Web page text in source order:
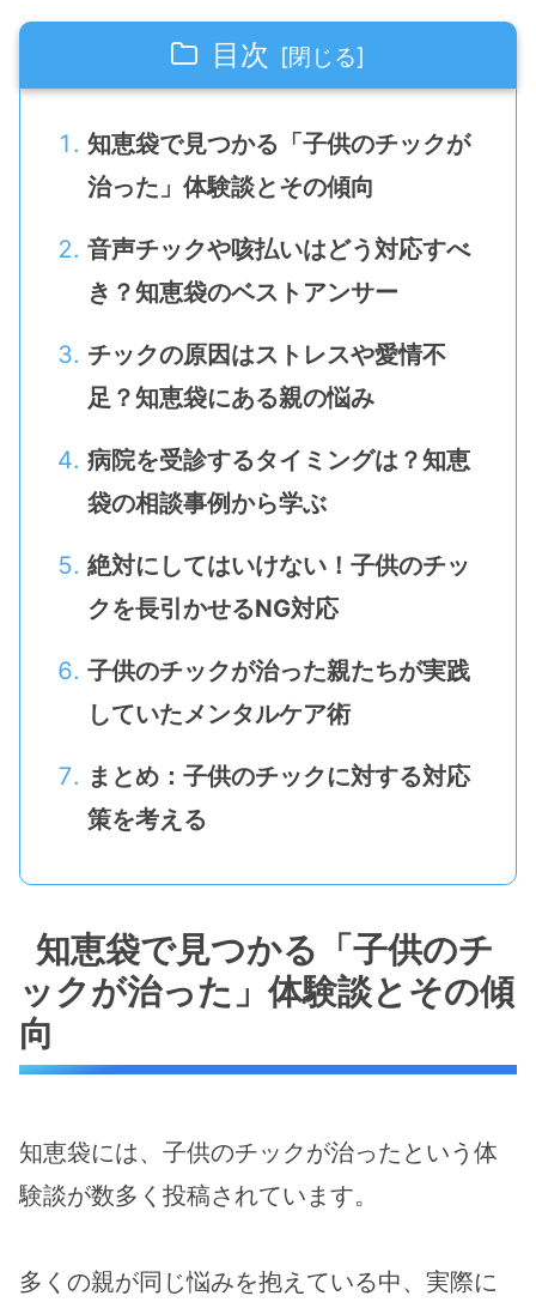
目次
知恵袋で見つかる「子供のチックが
治った」体験談とその傾向
音声チックや咳払いはどう対応すべ
き？知恵袋のベストアンサー
チックの原因はストレスや愛情不
足？知恵袋にある親の悩み
病院を受診するタイミングは？知恵
袋の相談事例から学ぶ
絶対にしてはいけない！子供のチッ
クを長引かせるNG対応
子供のチックが治った親たちが実践
していたメンタルケア術
まとめ：子供のチックに対する対応
策を考える
知恵袋で見つかる「子供のチ
ックが治った」体験談とその傾
向
知恵袋には、子供のチックが治ったという体
験談が数多く投稿されています。
多くの親が同じ悩みを抱えている中、実際に